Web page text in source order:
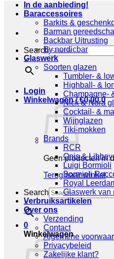
Search
×
Login
Winkelwagen /€0,00 0
Geen producten in
Terug naar winkel
Search
×
0
Winkelwagen
In de aanbieding!
Baraccessoires
Barkits &
Barman
Backbar Uitrusting
By nordicbar
Glaswerk
Soorten glazen
Tumbler- &
Highball- &
Champagne-
Nick & Nora
Cocktail- &
Wijnglazen
Tiki-mokken
Brands
RCR
Onis & Libbey
Luigi Bormioli
Bormioli
Royal
Glaswerk van
Verbruiksartikelen
Over ons
Verzending
Contact
Algemene
Privacybeleid
Zakelijke klant?